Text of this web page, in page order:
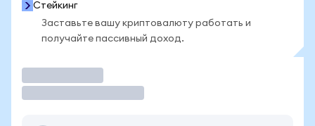
Стейкинг
Заставьте вашу криптовалюту работать и
получайте пассивный доход.